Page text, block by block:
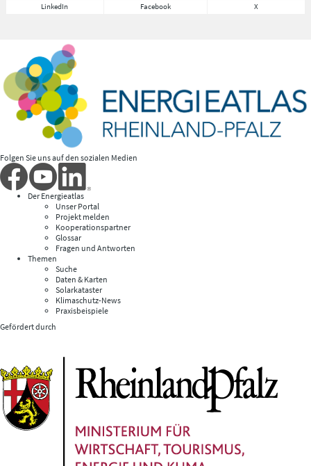
LinkedIn Facebook X
Folgen Sie uns auf den sozialen Medien
Der Energieatlas
Unser Portal
Projekt melden
Kooperationspartner
Glossar
Fragen und Antworten
Themen
Suche
Daten & Karten
Solarkataster
Klimaschutz-News
Praxisbeispiele
Gefördert durch